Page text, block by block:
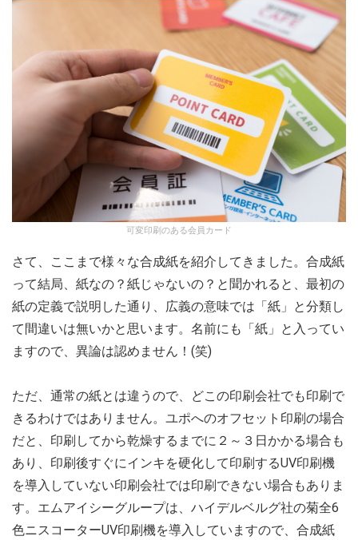
可変印刷のある会員カード
さて、ここまで様々な合成紙を紹介してきました。合成紙
って結局、紙なの？紙じゃないの？と聞かれると、最初の
紙の定義で説明した通り、広義の意味では「紙」と分類し
て間違いは無いかと思います。名前にも「紙」と入ってい
ますので、異論は認めません！(笑)
ただ、通常の紙とは違うので、どこの印刷会社でも印刷で
きるわけではありません。ユポへのオフセット印刷の場合
だと、印刷してから乾燥するまでに２～３日かかる場合も
あり、印刷後すぐにインキを硬化して印刷するUV印刷機
を導入していない印刷会社では印刷できない場合もありま
す。エムアイシーグループは、ハイデルベルグ社の菊全6
色ニスコーターUV印刷機を導入していますので、合成紙